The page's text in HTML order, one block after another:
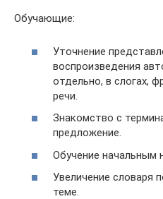
Обучающие:
Уточнение
воспроизведения
отдельно, в слогах,
речи.
Знакомство с
предложение.
Обучение начальным
Увеличение словаря
теме.